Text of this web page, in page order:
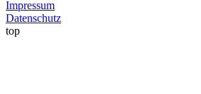
Impressum
Datenschutz
top